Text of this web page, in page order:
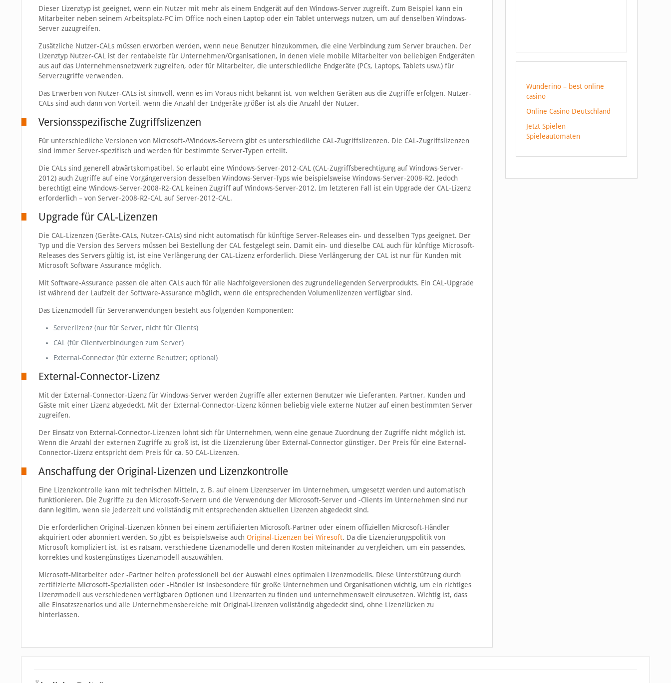
Dieser Lizenztyp ist geeignet, wenn ein Nutzer mit mehr als einem Endgerät auf den Windows-Server zugreift. Zum Beispiel kann ein
Mitarbeiter neben seinem Arbeitsplatz-PC im Office noch einen Laptop oder ein Tablet unterwegs nutzen, um auf denselben Windows-
Server zuzugreifen.
Zusätzliche Nutzer-CALs müssen erworben werden, wenn neue Benutzer hinzukommen, die eine Verbindung zum Server brauchen. Der
Lizenztyp Nutzer-CAL ist der rentabelste für Unternehmen/Organisationen, in denen viele mobile Mitarbeiter von beliebigen Endgeräten
aus auf das Unternehmensnetzwerk zugreifen, oder für Mitarbeiter, die unterschiedliche Endgeräte (PCs, Laptops, Tablets usw.) für
Serverzugriffe verwenden.
Das Erwerben von Nutzer-CALs ist sinnvoll, wenn es im Voraus nicht bekannt ist, von welchen Geräten aus die Zugriffe erfolgen. Nutzer-
CALs sind auch dann von Vorteil, wenn die Anzahl der Endgeräte größer ist als die Anzahl der Nutzer.
Versionsspezifische Zugriffslizenzen
Für unterschiedliche Versionen von Microsoft-/Windows-Servern gibt es unterschiedliche CAL-Zugriffslizenzen. Die CAL-Zugriffslizenzen
sind immer Server-spezifisch und werden für bestimmte Server-Typen erteilt.
Die CALs sind generell abwärtskompatibel. So erlaubt eine Windows-Server-2012-CAL (CAL-Zugriffsberechtigung auf Windows-Server-
2012) auch Zugriffe auf eine Vorgängerversion desselben Windows-Server-Typs wie beispielsweise Windows-Server-2008-R2. Jedoch
berechtigt eine Windows-Server-2008-R2-CAL keinen Zugriff auf Windows-Server-2012. Im letzteren Fall ist ein Upgrade der CAL-Lizenz
erforderlich – von Server-2008-R2-CAL auf Server-2012-CAL.
Upgrade für CAL-Lizenzen
Die CAL-Lizenzen (Geräte-CALs, Nutzer-CALs) sind nicht automatisch für künftige Server-Releases ein- und desselben Typs geeignet. Der
Typ und die Version des Servers müssen bei Bestellung der CAL festgelegt sein. Damit ein- und dieselbe CAL auch für künftige Microsoft-
Releases des Servers gültig ist, ist eine Verlängerung der CAL-Lizenz erforderlich. Diese Verlängerung der CAL ist nur für Kunden mit
Microsoft Software Assurance möglich.
Mit Software-Assurance passen die alten CALs auch für alle Nachfolgeversionen des zugrundeliegenden Serverprodukts. Ein CAL-Upgrade
ist während der Laufzeit der Software-Assurance möglich, wenn die entsprechenden Volumenlizenzen verfügbar sind.
Das Lizenzmodell für Serveranwendungen besteht aus folgenden Komponenten:
Serverlizenz (nur für Server, nicht für Clients)
CAL (für Clientverbindungen zum Server)
External-Connector (für externe Benutzer; optional)
External-Connector-Lizenz
Mit der External-Connector-Lizenz für Windows-Server werden Zugriffe aller externen Benutzer wie Lieferanten, Partner, Kunden und
Gäste mit einer Lizenz abgedeckt. Mit der External-Connector-Lizenz können beliebig viele externe Nutzer auf einen bestimmten Server
zugreifen.
Der Einsatz von External-Connector-Lizenzen lohnt sich für Unternehmen, wenn eine genaue Zuordnung der Zugriffe nicht möglich ist.
Wenn die Anzahl der externen Zugriffe zu groß ist, ist die Lizenzierung über External-Connector günstiger. Der Preis für eine External-
Connector-Lizenz entspricht dem Preis für ca. 50 CAL-Lizenzen.
Anschaffung der Original-Lizenzen und Lizenzkontrolle
Eine Lizenzkontrolle kann mit technischen Mitteln, z. B. auf einem Lizenzserver im Unternehmen, umgesetzt werden und automatisch
funktionieren. Die Zugriffe zu den Microsoft-Servern und die Verwendung der Microsoft-Server und -Clients im Unternehmen sind nur
dann legitim, wenn sie jederzeit und vollständig mit entsprechenden aktuellen Lizenzen abgedeckt sind.
Die erforderlichen Original-Lizenzen können bei einem zertifizierten Microsoft-Partner oder einem offiziellen Microsoft-Händler
akquiriert oder abonniert werden. So gibt es beispielsweise auch Original-Lizenzen bei Wiresoft. Da die Lizenzierungspolitik von
Microsoft kompliziert ist, ist es ratsam, verschiedene Lizenzmodelle und deren Kosten miteinander zu vergleichen, um ein passendes,
korrektes und kostengünstiges Lizenzmodell auszuwählen.
Microsoft-Mitarbeiter oder -Partner helfen professionell bei der Auswahl eines optimalen Lizenzmodells. Diese Unterstützung durch
zertifizierte Microsoft-Spezialisten oder -Händler ist insbesondere für große Unternehmen und Organisationen wichtig, um ein richtiges
Lizenzmodell aus verschiedenen verfügbaren Optionen und Lizenzarten zu finden und unternehmensweit einzusetzen. Wichtig ist, dass
alle Einsatzszenarios und alle Unternehmensbereiche mit Original-Lizenzen vollständig abgedeckt sind, ohne Lizenzlücken zu
hinterlassen.
Wunderino – best online
casino
Online Casino Deutschland
Jetzt Spielen
Spieleautomaten